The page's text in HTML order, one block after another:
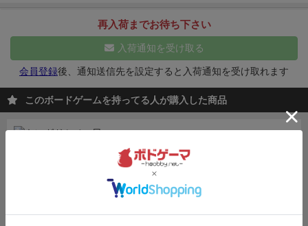
落。カード種類毎に書かれたアイコンが規定を満たし
ていなければ無効。カード種毎に書かれた数字合計を
プレイヤー間で順位着けし勝利点を受けとる。最終的
に勝利点が多い方が勝ちというゲーム。やってみて、
意外に早く終わる為、多種多様追っ掛けてるとアイコ
ンが足りないし、絞るとトレード時に故意に外された
りと戦略の他に、心理戦、あと山札の自分取りしてい
事もあるので運も絡めて楽しめました。
がある。カードには数字とは別にアイコンがついてお
り、このアイコンが多いプレイヤーの１位と２位に得
点（５点と３点）が入る。ゲームの流れは、かなり独
特。近いイメージなのは「マメじゃないよ」で、おそ
らくこのゲームを意識したと思われる。
各プレイヤー
は手札を持ち、親は、山札から１枚めくる。
ドに対して、親以外のプレイヤーは手札から１枚伏せ
ておく。全員置いたら、親の左隣のプレイヤーからカ
ードを公開する。親は公開されたカードをもらうかパ
スするかを宣言する。もらったら、子は山札から公開
されたカードを手に入れる。※公開されたカードに加
えて、ちょっとした追加特典のチップも追加でもらえ
る。パスだったら、さらにその左隣のプレイヤーのカ
再入荷までお待ち下さい
入荷通知を受け取る
会員登録後、通知送信先を設定すると入荷通知を受け取れます
このボードゲームを持ってる人が購入した商品
欲しいタイルを手に入れて、森や海、草原の
広がる自分の王国を広げよう！
¥ 3,300
2～4人 15～20分